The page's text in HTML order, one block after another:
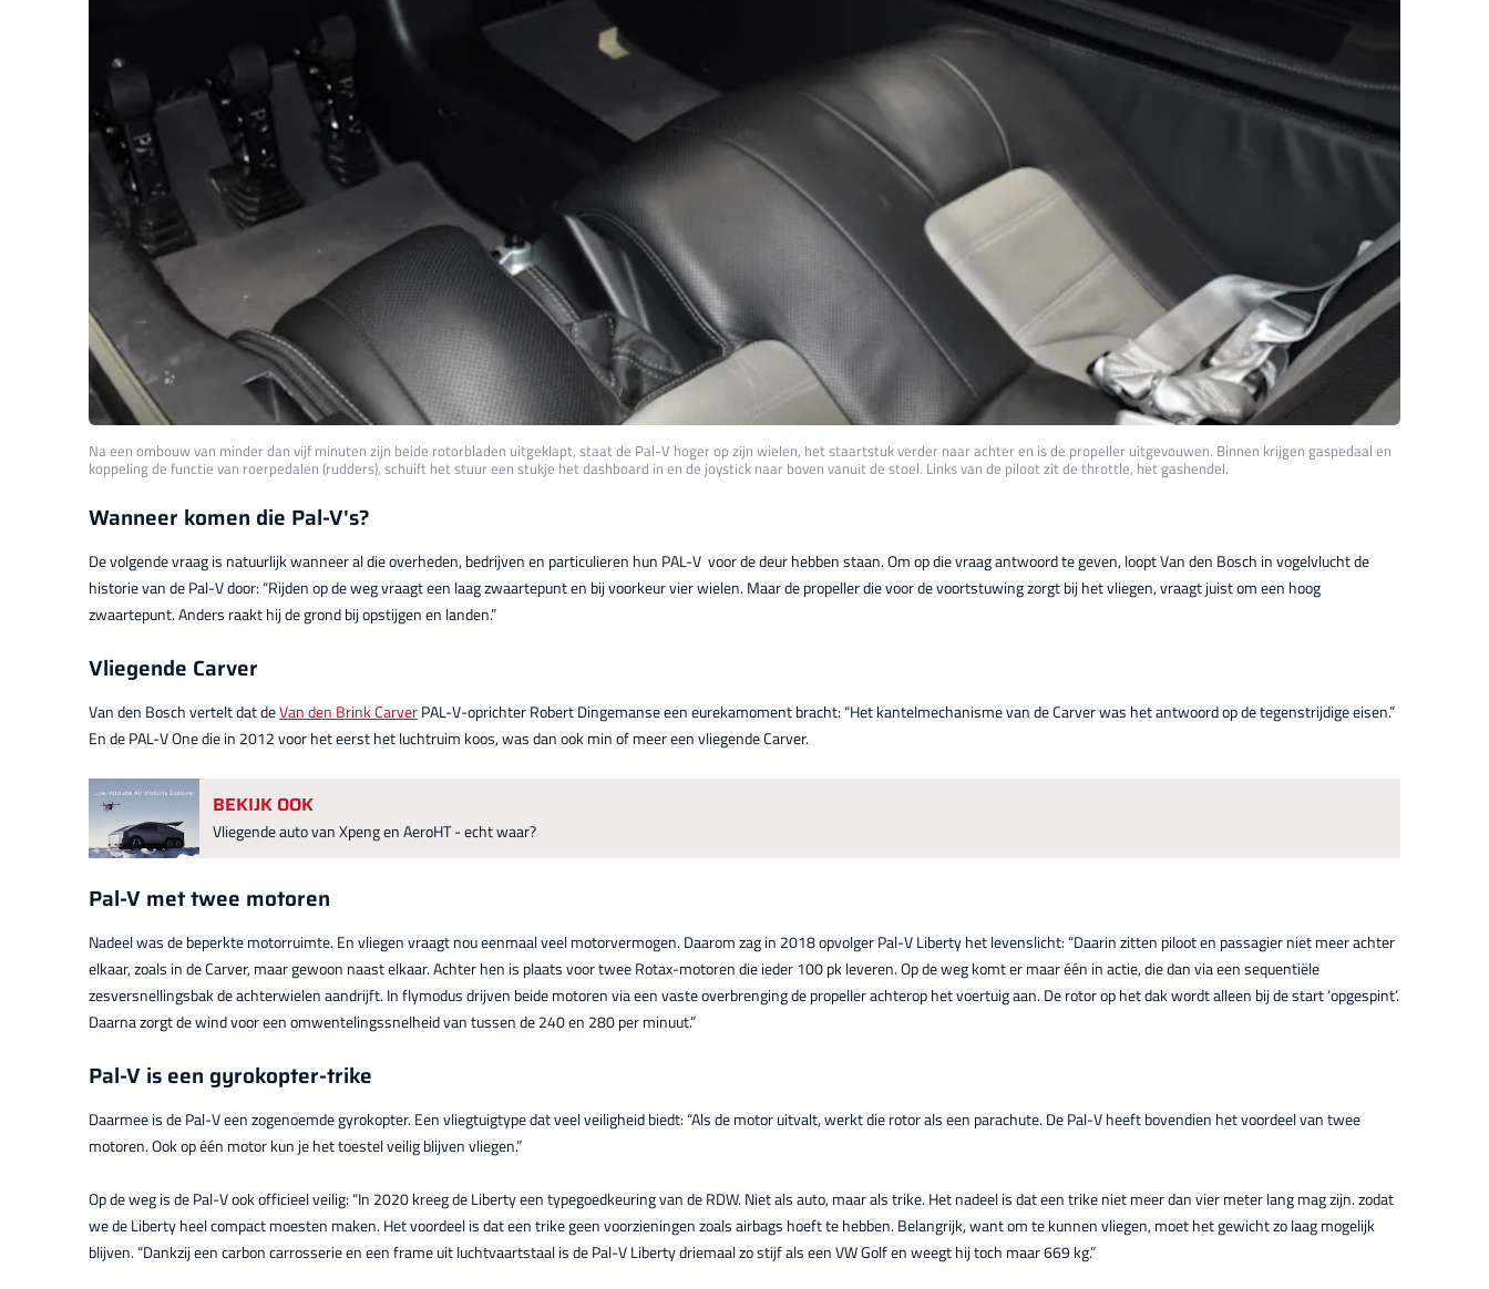
Na een ombouw van minder dan vijf minuten zijn beide rotorbladen uitgeklapt, staat de Pal-V hoger op zijn wielen, het staartstuk verder naar achter en is de propeller uitgevouwen. Binnen krijgen gaspedaal en
koppeling de functie van roerpedalen (rudders), schuift het stuur een stukje het dashboard in en de joystick naar boven vanuit de stoel. Links van de piloot zit de throttle, het gashendel.
Wanneer komen die Pal-V's?
De volgende vraag is natuurlijk wanneer al die overheden, bedrijven en particulieren hun PAL-V voor de deur hebben staan. Om op die vraag antwoord te geven, loopt Van den Bosch in vogelvlucht de
historie van de Pal-V door: “Rijden op de weg vraagt een laag zwaartepunt en bij voorkeur vier wielen. Maar de propeller die voor de voortstuwing zorgt bij het vliegen, vraagt juist om een hoog
zwaartepunt. Anders raakt hij de grond bij opstijgen en landen.”
Vliegende Carver
Van den Bosch vertelt dat deVan den Brink CarverPAL-V-oprichter Robert Dingemanse een eurekamoment bracht: “Het kantelmechanisme van de Carver was het antwoord op de tegenstrijdige eisen.”
En de PAL-V One die in 2012 voor het eerst het luchtruim koos, was dan ook min of meer een vliegende Carver.
BEKIJK OOK
Vliegende auto van Xpeng en AeroHT - echt waar?
Pal-V met twee motoren
Nadeel was de beperkte motorruimte. En vliegen vraagt nou eenmaal veel motorvermogen. Daarom zag in 2018 opvolger Pal-V Liberty het levenslicht: “Daarin zitten piloot en passagier niet meer achter
elkaar, zoals in de Carver, maar gewoon naast elkaar. Achter hen is plaats voor twee Rotax-motoren die ieder 100 pk leveren. Op de weg komt er maar één in actie, die dan via een sequentiële
zesversnellingsbak de achterwielen aandrijft. In flymodus drijven beide motoren via een vaste overbrenging de propeller achterop het voertuig aan. De rotor op het dak wordt alleen bij de start ‘opgespint’.
Daarna zorgt de wind voor een omwentelingssnelheid van tussen de 240 en 280 per minuut.”
Pal-V is een gyrokopter-trike
Daarmee is de Pal-V een zogenoemde gyrokopter. Een vliegtuigtype dat veel veiligheid biedt: “Als de motor uitvalt, werkt die rotor als een parachute. De Pal-V heeft bovendien het voordeel van twee
motoren. Ook op één motor kun je het toestel veilig blijven vliegen.”
Op de weg is de Pal-V ook officieel veilig: “In 2020 kreeg de Liberty een typegoedkeuring van de RDW. Niet als auto, maar als trike. Het nadeel is dat een trike niet meer dan vier meter lang mag zijn. zodat
we de Liberty heel compact moesten maken. Het voordeel is dat een trike geen voorzieningen zoals airbags hoeft te hebben. Belangrijk, want om te kunnen vliegen, moet het gewicht zo laag mogelijk
blijven. “Dankzij een carbon carrosserie en een frame uit luchtvaartstaal is de Pal-V Liberty driemaal zo stijf als een VW Golf en weegt hij toch maar 669 kg.”